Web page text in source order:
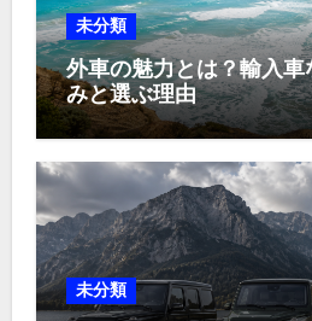
未分類
外車の魅力とは？輸入車
みと選ぶ理由
未分類